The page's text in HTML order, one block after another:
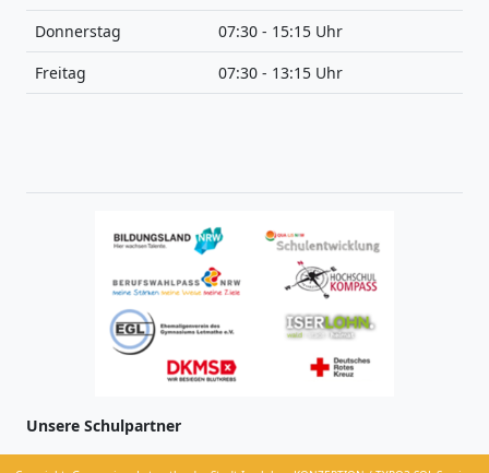
Donnerstag
07:30 - 15:15 Uhr
Freitag
07:30 - 13:15 Uhr
Unsere Schulpartner